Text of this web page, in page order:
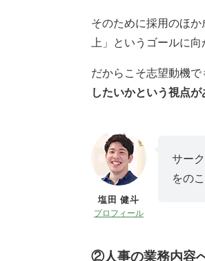
そのために採用のほ
上」というゴールに向
だからこそ志望動機で
したいかという視点が
塩田 健斗
プロフィール
サー
をの
②人事の業務内容